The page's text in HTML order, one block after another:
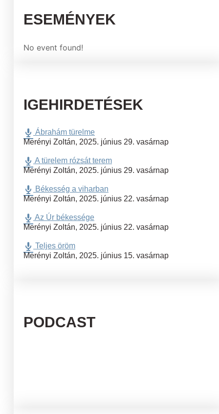
ESEMÉNYEK
No event found!
IGEHIRDETÉSEK
Ábrahám türelme
Merényi Zoltán, 2025. június 29. vasárnap
A türelem rózsát terem
Merényi Zoltán, 2025. június 29. vasárnap
Békesség a viharban
Merényi Zoltán, 2025. június 22. vasárnap
Az Úr békessége
Merényi Zoltán, 2025. június 22. vasárnap
Teljes öröm
Merényi Zoltán, 2025. június 15. vasárnap
PODCAST